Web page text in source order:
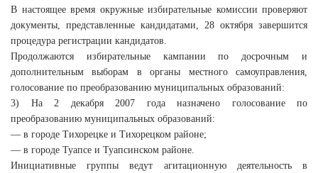
В настоящее время окружные избирательные комиссии проверяют
документы, представленные кандидатами, 28 октября завершится
процедура регистрации кандидатов.
Продолжаются избирательные кампании по досрочным и
дополнительным выборам в органы местного самоуправления,
голосование по преобразованию муниципальных образований:
3) На 2 декабря 2007 года назначено голосование по
преобразованию муниципальных образований:
— в городе Тихорецке и Тихорецком районе;
— в городе Туапсе и Туапсинском районе.
Инициативные группы ведут агитационную деятельность в